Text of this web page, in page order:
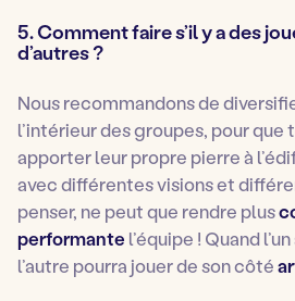
5. Comment faire s’il y a des
d’autres ?
Nous recommandons de
l’intérieur des groupes, pour que
apporter leur propre pierre à
avec différentes visions et
penser, ne peut que rendre plus
performante l’équipe ! Quand
l’autre pourra jouer de son côté